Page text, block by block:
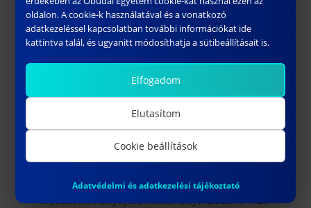
fejlesztjük […]
Bővebben
2023.07.14.
Rejtő Sándor Könnyűipari
és Környezetmérnöki Kar,
Médiatechnológiai Intézet –
Pályázatok benyújtási határideje: 2023. 04. 25.
oldalon. A cookie-k használatával és a vonatkozó
adatkezeléssel kapcsolatban további információkat ide
kattintva talál, és ugyanitt módosíthatja a sütibeállításait is.
Elfogadom
Elutasítom
Cookie beállítások
Adatvédelmi és adatkezelési tájékoztató